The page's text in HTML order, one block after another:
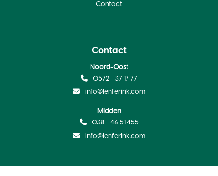
Contact
Contact
Noord-Oost
0572 - 37 17 77
info@lenferink.com
Midden
038 - 46 51 455
info@lenferink.com